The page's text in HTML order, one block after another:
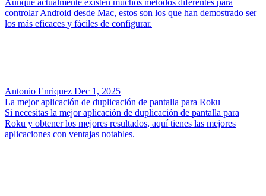
Aunque actualmente existen muchos métodos diferentes para
controlar Android desde Mac, estos son los que han demostrado ser
los más eficaces y fáciles de configurar.
Antonio Enriquez Dec 1, 2025
La mejor aplicación de duplicación de pantalla para Roku
Si necesitas la mejor aplicación de duplicación de pantalla para
Roku y obtener los mejores resultados, aquí tienes las mejores
aplicaciones con ventajas notables.